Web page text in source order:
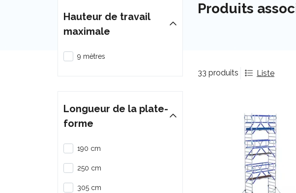
Produits
33 produits Liste
Hauteur de travail
maximale
9 mètres
Longueur de la plate-
forme
190 cm
250 cm
305 cm